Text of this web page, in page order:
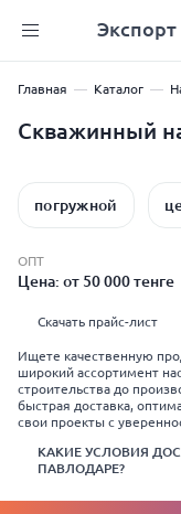
Экспорт
Главная Каталог
Скважинный
погружной
ОПТ
Цена: от 50 000 тенге
Скачать прайс-лист
Ищете качественную
широкий ассортимент
строительства до
быстрая доставка,
свои проекты с
КАКИЕ УСЛОВИЯ
ПАВЛОДАРЕ?